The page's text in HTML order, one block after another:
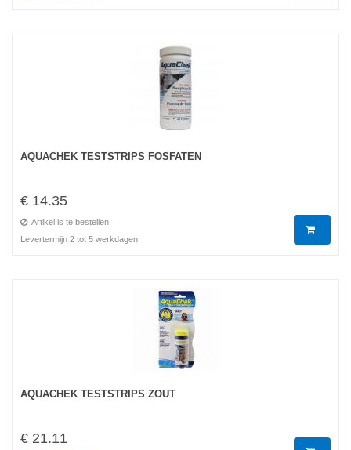
AQUACHEK TESTSTRIPS FOSFATEN
€ 14.35
Artikel is te bestellen
Levertermijn 2 tot 5 werkdagen
AQUACHEK TESTSTRIPS ZOUT
€ 21.11